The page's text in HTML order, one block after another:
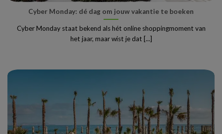
Cyber Monday: dé dag om jouw vakantie te boeken
Cyber Monday staat bekend als hét online shoppingmoment van
het jaar, maar wist je dat [...]